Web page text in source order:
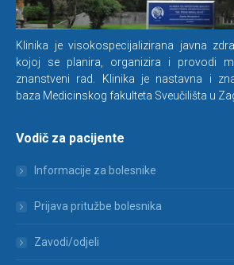
Klinika je visokospecijalizirana javna
kojoj se planira, organizira i provodi
znanstveni rad. Klinika je nastavna i
baza Medicinskog fakulteta Sveučilišta u
Vodič za pacijente
Informacije za bolesnike
Prijava pritužbe bolesnika
Zavodi/odjeli